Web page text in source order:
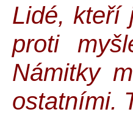
Lidé, kteří
proti
Námitky
ostatními.